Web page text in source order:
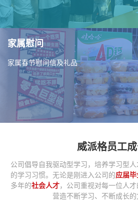
家属慰问
家属春节慰问信及礼品
威派格员工
公司倡导自我驱动型学习，培养学习型
的学习习惯。无论是刚进入公司的应届
多年的社会人才，公司重视对每一位人
营造不断学习、不断成长的